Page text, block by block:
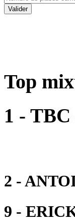
Valider
Top
1 -
2 -
9 -